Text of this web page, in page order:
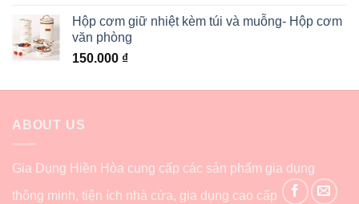
Hộp cơm giữ nhiệt kèm túi và muỗng- Hộp cơm
văn phòng
150.000 ₫
ABOUT US
Gia Dụng Hiền Hòa cung cấp các sản phẩm gia dụng
thông minh, tiện ích nhà cửa, gia dụng cao cấp